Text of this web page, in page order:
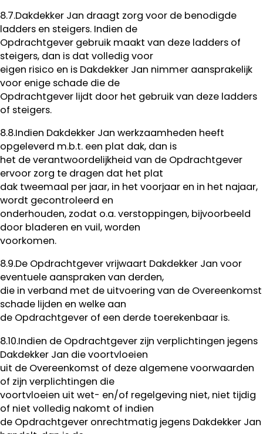
8.7.Dakdekker Jan draagt zorg voor de benodigde
ladders en steigers. Indien de
Opdrachtgever gebruik maakt van deze ladders of
steigers, dan is dat volledig voor
eigen risico en is Dakdekker Jan nimmer aansprakelijk
voor enige schade die de
Opdrachtgever lijdt door het gebruik van deze ladders
of steigers.
8.8.Indien Dakdekker Jan werkzaamheden heeft
opgeleverd m.b.t. een plat dak, dan is
het de verantwoordelijkheid van de Opdrachtgever
ervoor zorg te dragen dat het plat
dak tweemaal per jaar, in het voorjaar en in het najaar,
wordt gecontroleerd en
onderhouden, zodat o.a. verstoppingen, bijvoorbeeld
door bladeren en vuil, worden
voorkomen.
8.9.De Opdrachtgever vrijwaart Dakdekker Jan voor
eventuele aanspraken van derden,
die in verband met de uitvoering van de Overeenkomst
schade lijden en welke aan
de Opdrachtgever of een derde toerekenbaar is.
8.10.Indien de Opdrachtgever zijn verplichtingen jegens
Dakdekker Jan die voortvloeien
uit de Overeenkomst of deze algemene voorwaarden
of zijn verplichtingen die
voortvloeien uit wet- en/of regelgeving niet, niet tijdig
of niet volledig nakomt of indien
de Opdrachtgever onrechtmatig jegens Dakdekker Jan